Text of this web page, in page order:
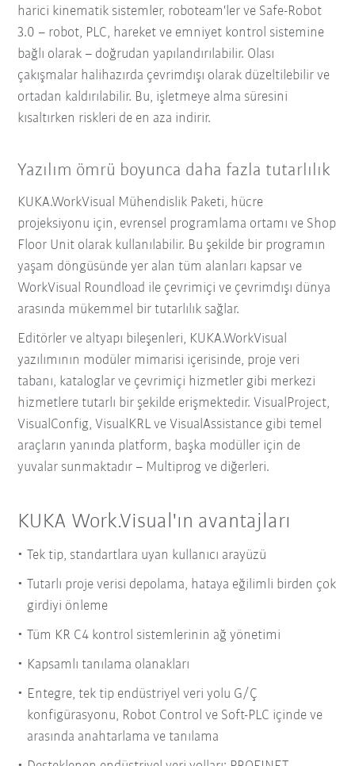
harici kinematik sistemler, roboteam'ler ve Safe-Robot
3.0 – robot, PLC, hareket ve emniyet kontrol sistemine
bağlı olarak – doğrudan yapılandırılabilir. Olası
çakışmalar halihazırda çevrimdışı olarak düzeltilebilir ve
ortadan kaldırılabilir. Bu, işletmeye alma süresini
kısaltırken riskleri de en aza indirir.
Yazılım ömrü boyunca daha fazla tutarlılık
KUKA.WorkVisual Mühendislik Paketi, hücre
projeksiyonu için, evrensel programlama ortamı ve Shop
Floor Unit olarak kullanılabilir. Bu şekilde bir programın
yaşam döngüsünde yer alan tüm alanları kapsar ve
WorkVisual Roundload ile çevrimiçi ve çevrimdışı dünya
arasında mükemmel bir tutarlılık sağlar.
Editörler ve altyapı bileşenleri, KUKA.WorkVisual
yazılımının modüler mimarisi içerisinde, proje veri
tabanı, kataloglar ve çevrimiçi hizmetler gibi merkezi
hizmetlere tutarlı bir şekilde erişmektedir. VisualProject,
VisualConfig, VisualKRL ve VisualAssistance gibi temel
araçların yanında platform, başka modüller için de
yuvalar sunmaktadır – Multiprog ve diğerleri.
KUKA Work.Visual'ın avantajları
Tek tip, standartlara uyan kullanıcı arayüzü
Tutarlı proje verisi depolama, hataya eğilimli birden çok
girdiyi önleme
Tüm KR C4 kontrol sistemlerinin ağ yönetimi
Kapsamlı tanılama olanakları
Entegre, tek tip endüstriyel veri yolu G/Ç
konfigürasyonu, Robot Control ve Soft-PLC içinde ve
arasında anahtarlama ve tanılama